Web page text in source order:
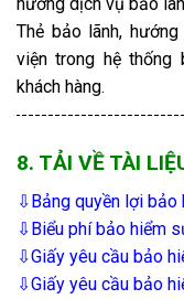
Thẻ bảo lãnh,
viện trong hệ
khách hàng.
8. TẢI VỀ TÀI
⇩Bảng quyền lợi bảo
⇩Biểu phí bảo hiểm
⇩Giấy yêu cầu bảo
⇩Giấy yêu cầu bảo